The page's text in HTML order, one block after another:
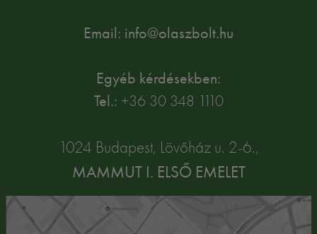
Email: info@olaszbolt.hu
Egyéb kérdésekben:
Tel.: +36 30 348 1110
1024 Budapest, Lövőház u. 2-6.,
MAMMUT I. ELSŐ EMELET